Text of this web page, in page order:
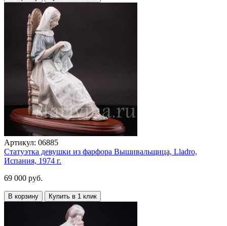
Артикул: 06885
Статуэтка девушки из фарфора Вышивальщица, Lladro,
Испания, 1974 г.
69 000 руб.
В корзину Купить в 1 клик